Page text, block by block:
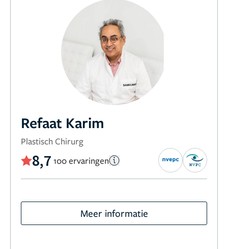
Refaat Karim
Plastisch Chirurg
8,7 100 ervaringen
Meer informatie